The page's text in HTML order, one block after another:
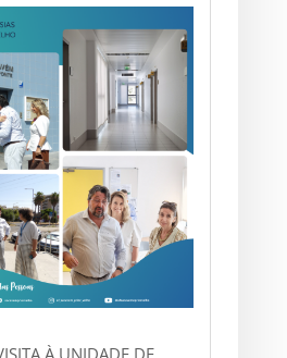
À UNIDADE DE